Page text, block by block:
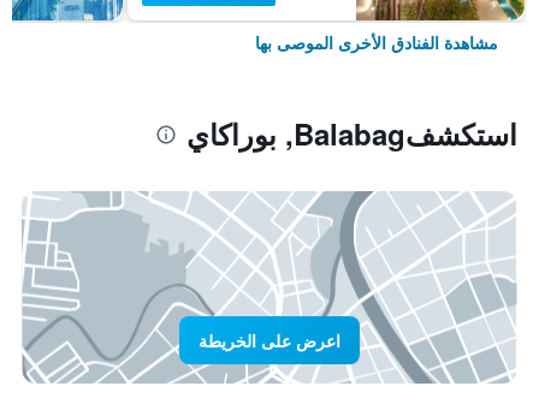
مشاهدة الفنادق الأخرى الموصى بها
استكشفBalabag, بوراكاي
اعرض على الخريطة